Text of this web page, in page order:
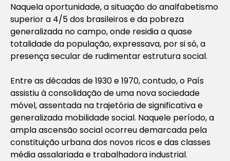
Naquela oportunidade, a situação do analfabetismo
superior a 4/5 dos brasileiros e da pobreza
generalizada no campo, onde residia a quase
totalidade da população, expressava, por si só, a
presença secular de rudimentar estrutura social.
Entre as décadas de 1930 e 1970, contudo, o País
assistiu à consolidação de uma nova sociedade
móvel, assentada na trajetória de significativa e
generalizada mobilidade social. Naquele período, a
ampla ascensão social ocorreu demarcada pela
constituição urbana dos novos ricos e das classes
média assalariada e trabalhadora industrial.